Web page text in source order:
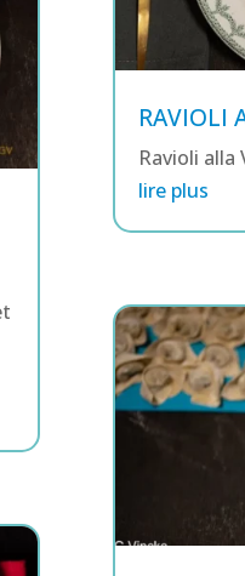
RAVIOLI
Ravioli alla
lire plus